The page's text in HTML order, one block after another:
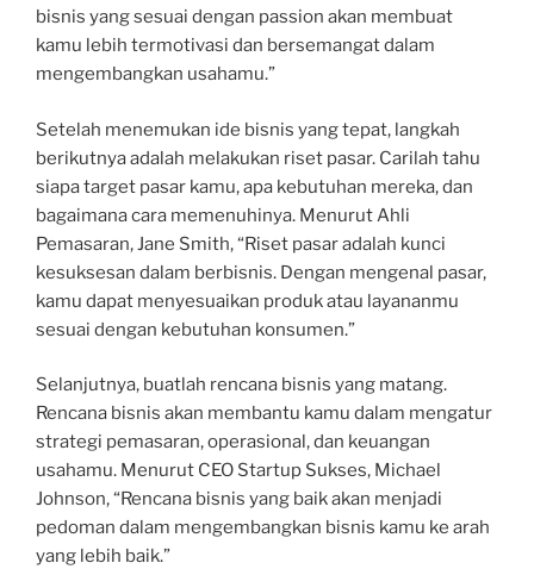
bisnis yang sesuai dengan passion akan membuat
kamu lebih termotivasi dan bersemangat dalam
mengembangkan usahamu.”
Setelah menemukan ide bisnis yang tepat, langkah
berikutnya adalah melakukan riset pasar. Carilah tahu
siapa target pasar kamu, apa kebutuhan mereka, dan
bagaimana cara memenuhinya. Menurut Ahli
Pemasaran, Jane Smith, “Riset pasar adalah kunci
kesuksesan dalam berbisnis. Dengan mengenal pasar,
kamu dapat menyesuaikan produk atau layananmu
sesuai dengan kebutuhan konsumen.”
Selanjutnya, buatlah rencana bisnis yang matang.
Rencana bisnis akan membantu kamu dalam mengatur
strategi pemasaran, operasional, dan keuangan
usahamu. Menurut CEO Startup Sukses, Michael
Johnson, “Rencana bisnis yang baik akan menjadi
pedoman dalam mengembangkan bisnis kamu ke arah
yang lebih baik.”